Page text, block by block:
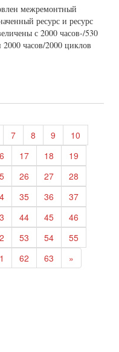
межремонтный
ресурс и ресурс
с 2000 часов-/530
часов/2000 циклов
7 8 9
10
17 18
19
26 27
28
35 36
37
44 45
46
53 54
55
62 63 »